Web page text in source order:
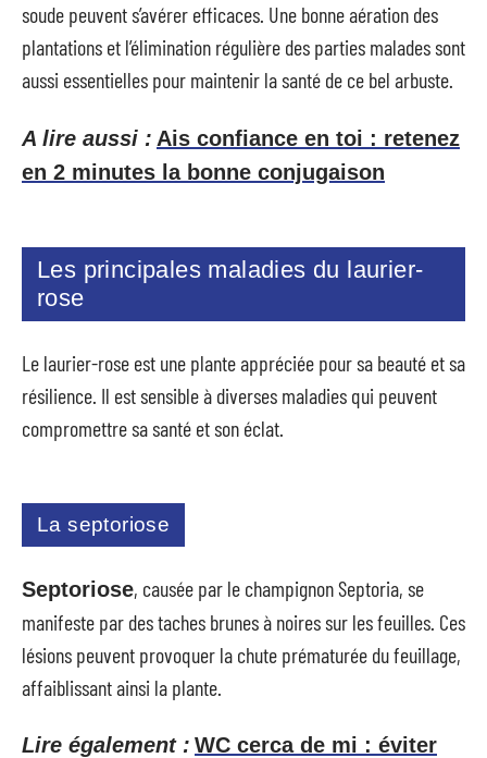
soude peuvent s’avérer efficaces. Une bonne aération des
plantations et l’élimination régulière des parties malades sont
aussi essentielles pour maintenir la santé de ce bel arbuste.
A lire aussi : Ais confiance en toi : retenez
en 2 minutes la bonne conjugaison
Les principales maladies du laurier-
rose
Le laurier-rose est une plante appréciée pour sa beauté et sa
résilience. Il est sensible à diverses maladies qui peuvent
compromettre sa santé et son éclat.
La septoriose
Septoriose, causée par le champignon Septoria, se
manifeste par des taches brunes à noires sur les feuilles. Ces
lésions peuvent provoquer la chute prématurée du feuillage,
affaiblissant ainsi la plante.
Lire également : WC cerca de mi : éviter